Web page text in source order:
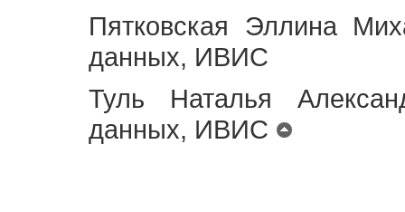
Пятковская Эллина
данных, ИВИС
Туль Наталья
данных, ИВИС